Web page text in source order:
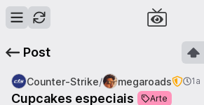
Post
Counter-Strike/ megaroads 1a
Cupcakes especiais Arte
1